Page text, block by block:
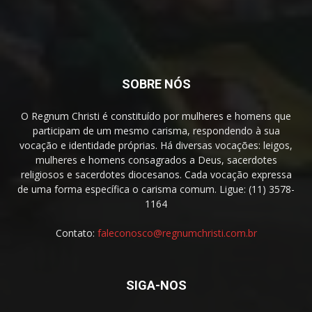
SOBRE NÓS
O Regnum Christi é constituído por mulheres e homens que
participam de um mesmo carisma, respondendo à sua
vocação e identidade próprias. Há diversas vocações: leigos,
mulheres e homens consagrados a Deus, sacerdotes
religiosos e sacerdotes diocesanos. Cada vocação expressa
de uma forma específica o carisma comum. Ligue: (11) 3578-
1164
Contato: faleconosco@regnumchristi.com.br
SIGA-NOS